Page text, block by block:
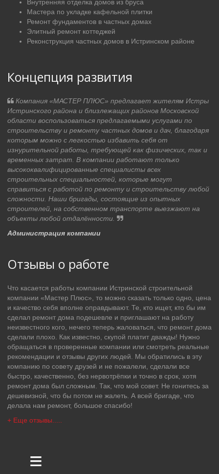
Внутренняя отделка домов из бруса
Мастера по укладке кафельной плитки
Ремонт фундаментов в частных домах
Элитный ремонт коттеджей
Реконструкция частных домов в Истринском районе
Концепция развития
Компания «МАСТЕР ПЛЮС» предлагает жителям Истры
Истринского района и близлежащих районов Московской
области воспользоваться предлагаемыми услугами по
строительству и ремонту частных домов и дач, благодаря
которым можно с легкостью избавить себя от
изнурительной работы, требующей как физических, так и
временных затрат. В компании работают только
высококвалифицированные специалисты всех
строительных специальностей, которые могут
справиться с работой по ремонту и строительству любой
сложности. Наши бригады, состоящие из опытных
строителей, на собственном транспорте выезжают на
объекты любой отдалённости.
Администрация компании
Отзывы о работе
Что касается работы компании Истринской строительной
компании «Мастер Плюс», то можно сказать только одно, цена
и качество себя вполне оправдывают. Те, кто ищет, кто бы им
сделал ремонт дома подешевле и приглашают на работу
неизвестного кого, нечего теперь жаловаться, что ремонт дома
сделали плохо. Как известно, скупой платит дважды! Нужно
обращаться в проверенные компании или смотреть реальные
рекомендации и отзывы других людей. Мы обратились в эту
компанию по совету друзей и не пожалели, сделали все
быстро, качественно, без нервотрёпки и точно в срок, хотя
ремонт дома был сложным. Так, что мой совет. Не гонитесь за
дешевизной, что бы потом не жалеть. А всей бригаде, что
делала нам ремонт, большое спасибо!
+ Еще отзывы.....
≡